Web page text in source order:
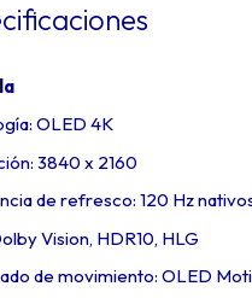
OLED 4K
3840 x 2160
de refresco: 120 Hz
Vision, HDR10, HLG
de movimiento: OLED